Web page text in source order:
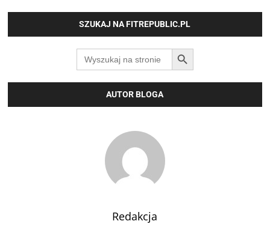
SZUKAJ NA FITREPUBLIC.PL
Search
for:
SEARCH BUTTON
AUTOR BLOGA
Redakcja